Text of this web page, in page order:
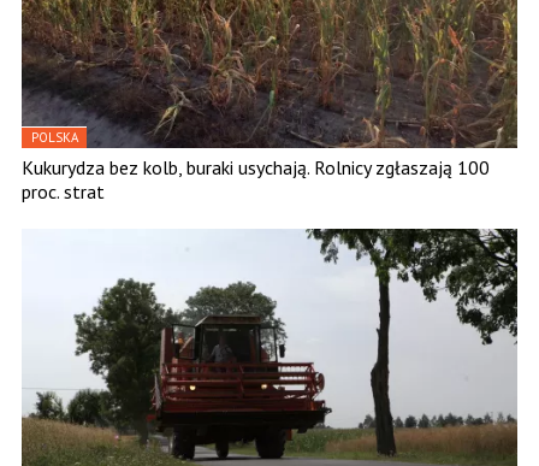
POLSKA
Kukurydza bez kolb, buraki usychają. Rolnicy zgłaszają 100
proc. strat